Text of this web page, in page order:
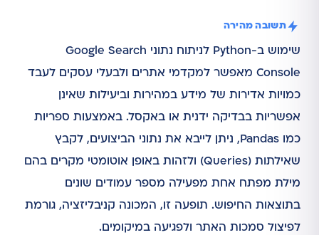
תשובה מהירה
שימוש ב-Python לניתוח נתוני Google Search
Console מאפשר למקדמי אתרים ולבעלי עסקים לעבד
כמויות אדירות של מידע במהירות וביעילות שאינן
אפשריות בבדיקה ידנית או באקסל. באמצעות ספריות
כמו Pandas, ניתן לייבא את נתוני הביצועים, לקבץ
שאילתות (Queries) ולזהות באופן אוטומטי מקרים בהם
מילת מפתח אחת מפעילה מספר עמודים שונים
בתוצאות החיפוש. תופעה זו, המכונה קניבליזציה, גורמת
לפיצול סמכות האתר ולפגיעה במיקומים.